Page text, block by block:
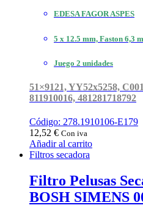
EDESA FAGOR ASPES
5 x 12.5 mm, Faston 6,3
Juego 2 unidades
51×9121, YY52x5258,
811910016, 481281718792
Código: 278.1910106-E179
12,52 € Con iva
Añadir al carrito
Filtros secadora
Filtro Pelusas
BOSH SIMENS